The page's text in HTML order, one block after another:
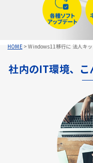
HOME>Windows11移行に 法人キ
社内のIT環境、こ